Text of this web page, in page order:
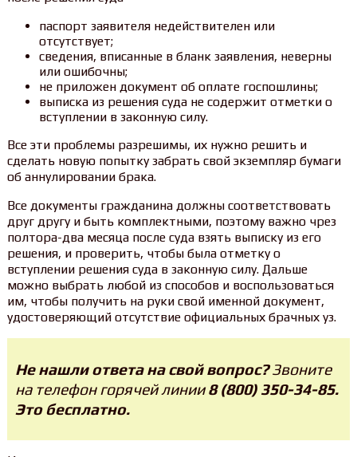
паспорт заявителя недействителен или
отсутствует;
сведения, вписанные в бланк заявления, неверны
или ошибочны;
не приложен документ об оплате госпошлины;
выписка из решения суда не содержит отметки о
вступлении в законную силу.
Все эти проблемы разрешимы, их нужно решить и
сделать новую попытку забрать свой экземпляр бумаги
об аннулировании брака.
Все документы гражданина должны соответствовать
друг другу и быть комплектными, поэтому важно чрез
полтора-два месяца после суда взять выписку из его
решения, и проверить, чтобы была отметку о
вступлении решения суда в законную силу. Дальше
можно выбрать любой из способов и воспользоваться
им, чтобы получить на руки свой именной документ,
удостоверяющий отсутствие официальных брачных уз.
Не нашли ответа на свой вопрос?Звоните
на телефон горячей линии8 (800) 350-34-85.
Это бесплатно.